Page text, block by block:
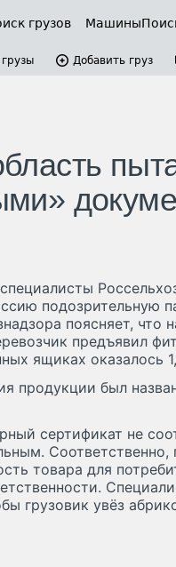
грузов Машины
Добавить груз
подозрительную
поясняет, что
предъявил
ящиках оказалось
продукции был
сертификат не
товара для
грузовик увёз